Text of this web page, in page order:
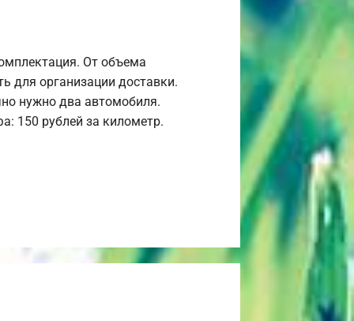
От объема
для организации доставки.
нужно два автомобиля.
150 рублей за километр.